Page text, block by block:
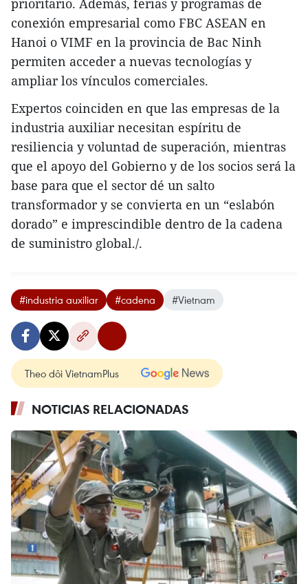
prioritario. Además, ferias y programas de
conexión empresarial como FBC ASEAN en
Hanoi o VIMF en la provincia de Bac Ninh
permiten acceder a nuevas tecnologías y
ampliar los vínculos comerciales.
Expertos coinciden en que las empresas de la
industria auxiliar necesitan espíritu de
resiliencia y voluntad de superación, mientras
que el apoyo del Gobierno y de los socios será la
base para que el sector dé un salto
transformador y se convierta en un “eslabón
dorado” e imprescindible dentro de la cadena
de suministro global./.
#industria auxiliar #cadena #Vietnam
Theo dõi VietnamPlus
NOTICIAS RELACIONADAS